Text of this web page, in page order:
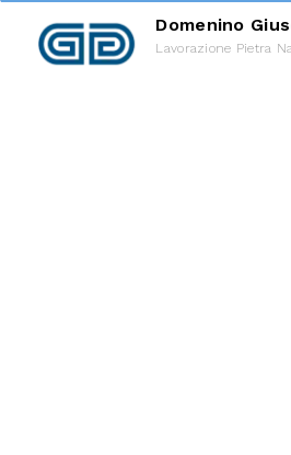
Domenino
Lavorazione Pietra